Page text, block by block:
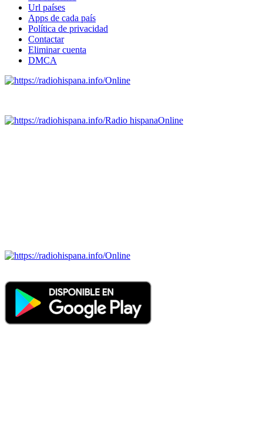
Url países
Apps de cada país
Política de privacidad
Contactar
Eliminar cuenta
DMCA
Online
Radio hispanaOnline
Online